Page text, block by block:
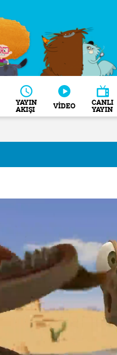
YAYIN
AKIŞI VİDEO CANLI
YAYIN